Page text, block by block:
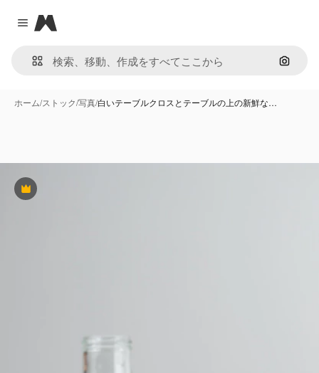
Close menu
Magnific
画像で
ホーム/ストック/写真/白いテーブルクロスとテーブルの上の新鮮な…
Premium